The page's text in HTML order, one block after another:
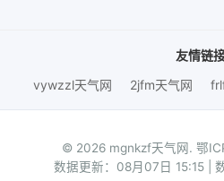
友情链
vywzzl天气网
2jfm天气网
© 2026 mgnkzf天气网. 鄂
数据更新：08月07日 15:15 |